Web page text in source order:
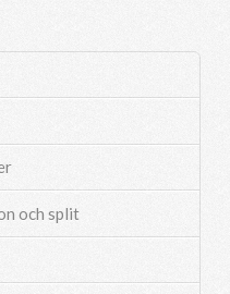
och split